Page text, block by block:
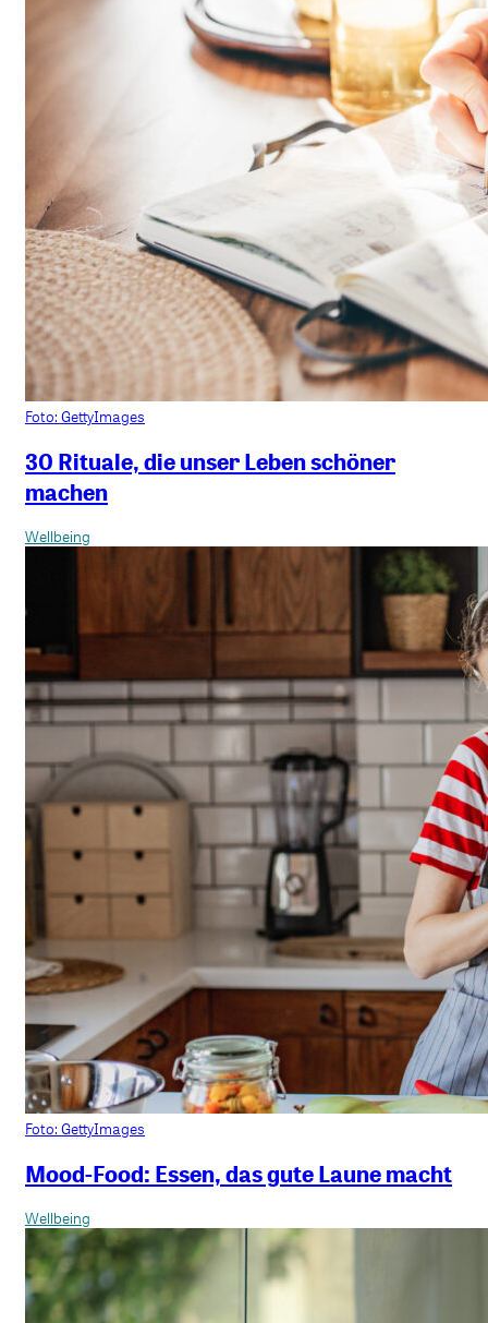
Foto: GettyImages
30 Rituale, die unser Leben schöner
machen
Wellbeing
Foto: GettyImages
Mood-Food: Essen, das gute Laune macht
Wellbeing